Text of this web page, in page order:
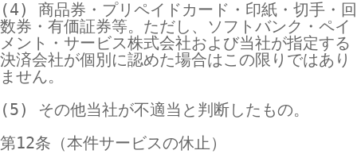
(4) 商品券・プリペイドカード・印紙・切手・回
数券・有価証券等。ただし、ソフトバンク・ペイ
メント・サービス株式会社および当社が指定する
決済会社が個別に認めた場合はこの限りではあり
ません。
(5) その他当社が不適当と判断したもの。
第12条（本件サービスの休止）